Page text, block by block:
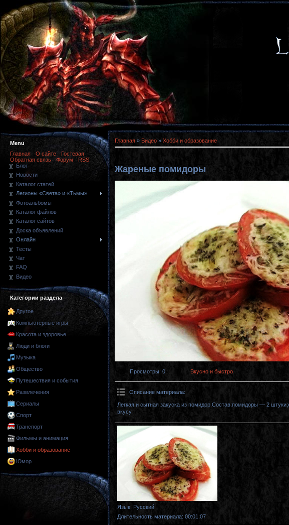
Menu
Главная
О сайте
Гостевая
Обратная связь
Форум
RSS
Блог
Новости
Каталог статей
Легионы «Света» и «Тьмы»
Фотоальбомы
Каталог файлов
Каталог сайтов
Доска объявлений
Онлайн
Тесты
Чат
FAQ
Видео
Категории раздела
Другое
Компьютерные игры
Красота и здоровье
Люди и блоги
Музыка
Общество
Путешествия и события
Развлечения
Сериалы
Спорт
Транспорт
Фильмы и анимация
Хобби и образование
Юмор
Главная » Видео » Хобби и образование
Жареные помидоры
Просмотры: 0 Вкусно и быстро
Описание материала:
Легкая и сытная закуска из помидор.Состав:помидоры — 2
вкусу.
Язык: Русский
Длительность материала: 00:01:07